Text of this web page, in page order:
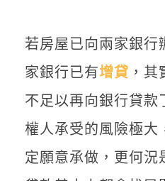
若房屋已向兩家銀行
家銀行已有增貸 ，
不足以再向銀行貸款
權人承受的風險極大
定願意承做，更何況